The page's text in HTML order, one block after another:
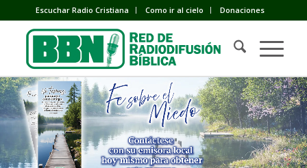
Escuchar Radio Cristiana Como ir al cielo Donaciones